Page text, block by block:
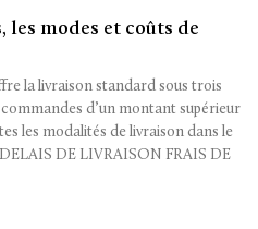
les modes et coûts de
la livraison standard sous trois
d’un montant supérieur
les modalités de livraison dans le
DE LIVRAISON FRAIS DE